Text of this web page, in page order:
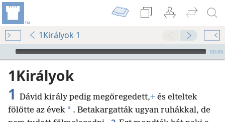
1Királyok 1
Audio Player
00:00
1Királyok
1 Dávid király pedig megöregedett,+ és elteltek
fölötte az évek * . Betakargatták ugyan ruhákkal, de